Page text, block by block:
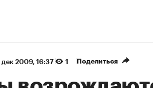
дек 2009, 16:37 1 Поделиться